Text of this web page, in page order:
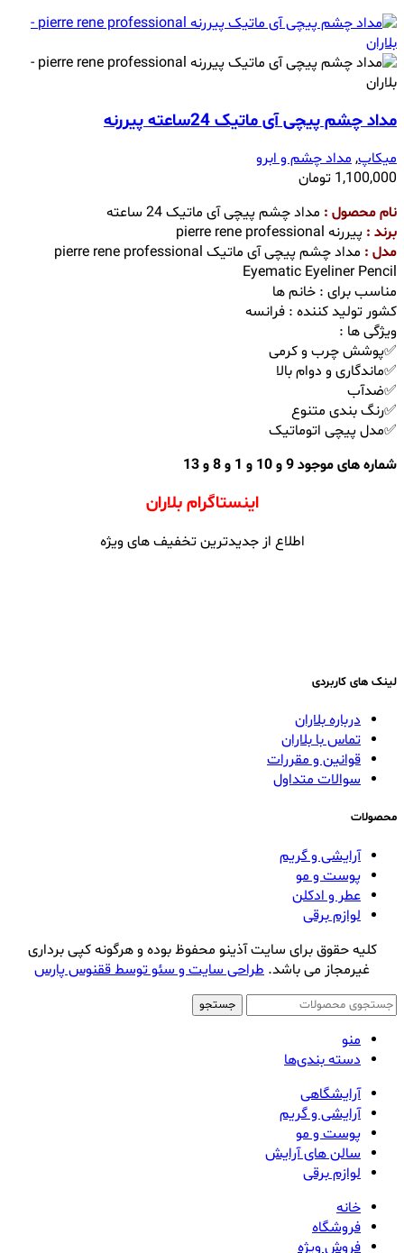
مداد چشم پیچی آی ماتیک 24ساعته پیررنه
میکاپ,مداد چشم و ابرو
1,100,000 تومان
نام محصول : مداد چشم پیچی آی ماتیک 24 ساعته
برند : پیررنه pierre rene professional
مدل :
مداد چشم پیچی آی ماتیک pierre rene professional
Eyematic Eyeliner Pencil
مناسب برای : خانم ها
کشور تولید کننده : فرانسه
ویژگی ها :
✅پوشش چرب و کرمی
✅ماندگاری و دوام بالا
✅ضدآب
✅رنگ بندی متنوع
✅مدل پیچی اتوماتیک
شماره های موجود 9 و 10 و 1 و 8 و 13
اینستاگرام بلاران
اطلاع از جدیدترین تخفیف های ویژه
لینک های کاربردی
درباره بلاران
تماس با بلاران
قوانین و مقررات
سوالات متداول
محصولات
آرایشی و گریم
پوست و مو
عطر و ادکلن
لوازم برقی
کلیه حقوق برای سایت آذینو محفوظ بوده و هرگونه کپی برداری
غیرمجاز می باشد. طراحی سایت و سئو توسط ققنوس پارس
جستجو
منو
دسته بندی‌ها
آرایشگاهی
آرایشی و گریم
پوست و مو
سالن های آرایش
لوازم برقی
خانه
فروشگاه
فروش ویژه